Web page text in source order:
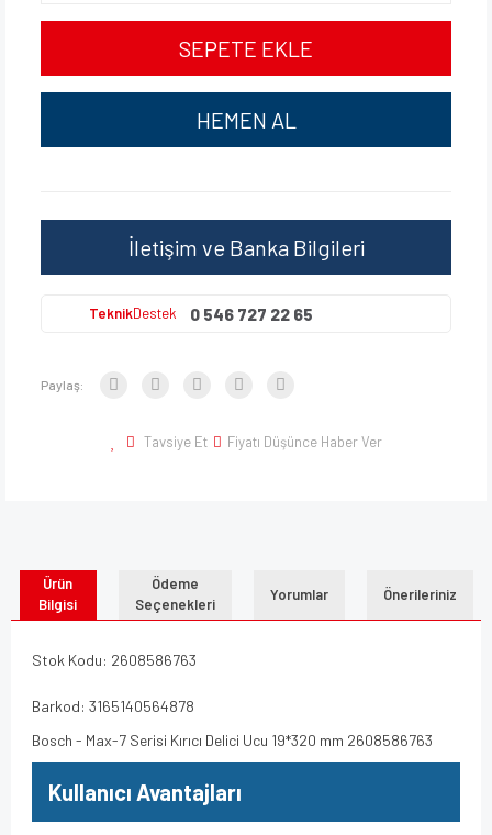
SEPETE EKLE
HEMEN AL
İletişim ve Banka Bilgileri
TeknikDestek 0 546 727 22 65
Paylaş:
Tavsiye Et Fiyatı Düşünce Haber Ver
Ürün
Bilgisi
Ödeme
Seçenekleri
Yorumlar Önerileriniz
Stok Kodu: 2608586763
Barkod: 3165140564878
Bosch - Max-7 Serisi Kırıcı Delici Ucu 19*320 mm 2608586763
Kullanıcı Avantajları